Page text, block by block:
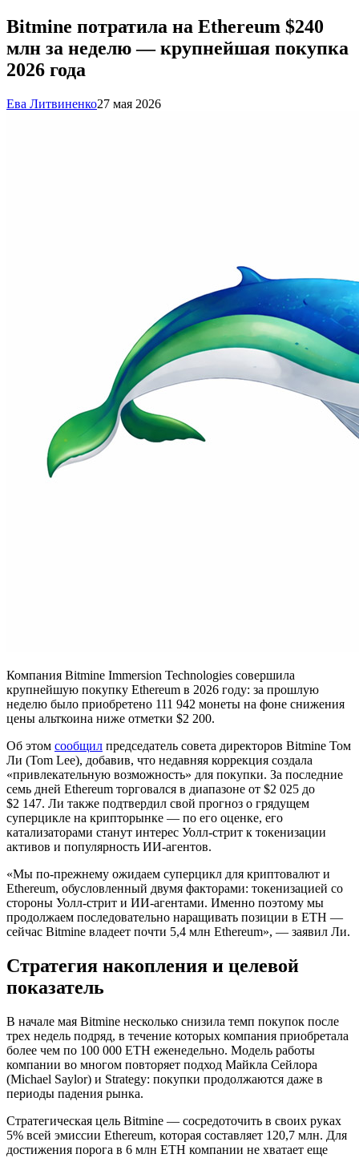
Bitmine потратила на Ethereum $240
млн за неделю — крупнейшая покупка
2026 года
Ева Литвиненко27 мая 2026
Компания Bitmine Immersion Technologies совершила
крупнейшую покупку Ethereum в 2026 году: за прошлую
неделю было приобретено 111 942 монеты на фоне снижения
цены альткоина ниже отметки $2 200.
Об этом сообщил председатель совета директоров Bitmine Том
Ли (Tom Lee), добавив, что недавняя коррекция создала
«привлекательную возможность» для покупки. За последние
семь дней Ethereum торговался в диапазоне от $2 025 до
$2 147. Ли также подтвердил свой прогноз о грядущем
суперцикле на крипторынке — по его оценке, его
катализаторами станут интерес Уолл-стрит к токенизации
активов и популярность ИИ-агентов.
«Мы по-прежнему ожидаем суперцикл для криптовалют и
Ethereum, обусловленный двумя факторами: токенизацией со
стороны Уолл-стрит и ИИ-агентами. Именно поэтому мы
продолжаем последовательно наращивать позиции в ETH —
сейчас Bitmine владеет почти 5,4 млн Ethereum», — заявил Ли.
Стратегия накопления и целевой
показатель
В начале мая Bitmine несколько снизила темп покупок после
трех недель подряд, в течение которых компания приобретала
более чем по 100 000 ETH еженедельно. Модель работы
компании во многом повторяет подход Майкла Сейлора
(Michael Saylor) и Strategy: покупки продолжаются даже в
периоды падения рынка.
Стратегическая цель Bitmine — сосредоточить в своих руках
5% всей эмиссии Ethereum, которая составляет 120,7 млн. Для
достижения порога в 6 млн ETH компании не хватает еще